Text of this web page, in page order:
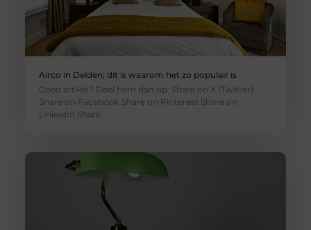
Airco in Delden; dit is waarom het zo populair is
Goed artikel? Deel hem dan op: Share on X (Twitter)
Share on Facebook Share on Pinterest Share on
LinkedIn Share